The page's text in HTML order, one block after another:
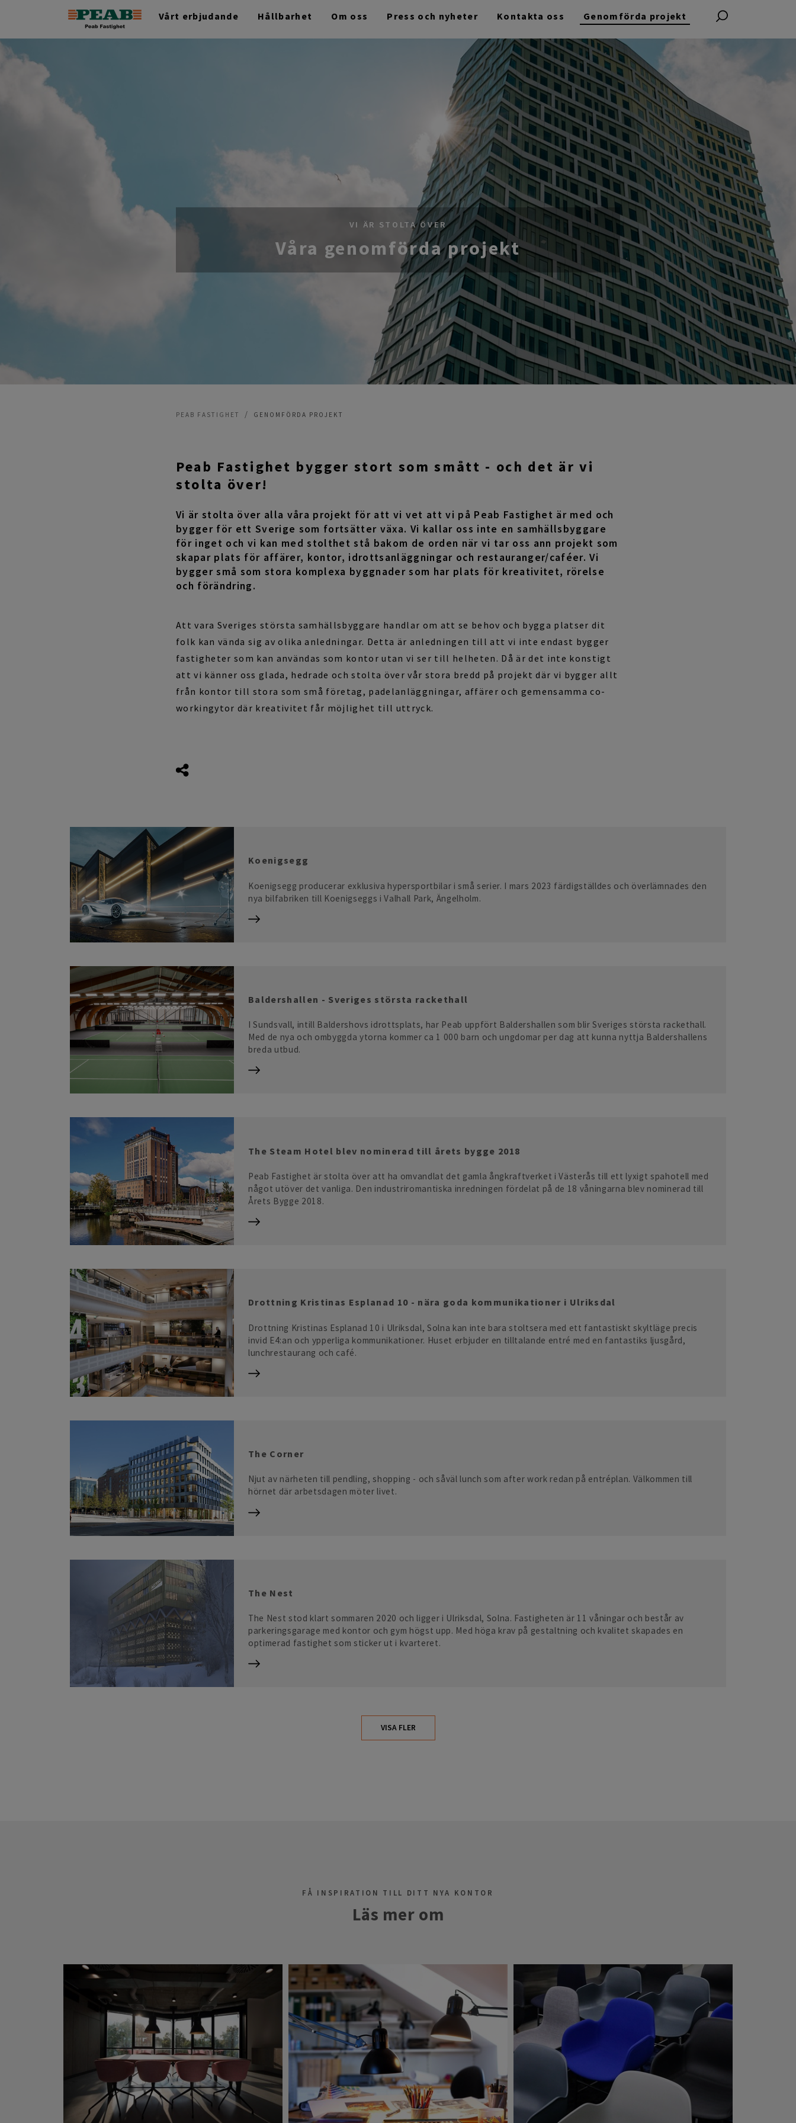
Vårt erbjudande Hållbarhet Om oss Press och nyheter Kontakta oss Genomförda projekt
VI ÄR STOLTA ÖVER
Våra genomförda projekt
PEAB FASTIGHET GENOMFÖRDA PROJEKT
Peab Fastighet bygger stort som smått - och det är vi
stolta över!
Vi är stolta över alla våra projekt för att vi vet att vi på Peab Fastighet är med och
bygger för ett Sverige som fortsätter växa. Vi kallar oss inte en samhällsbyggare
för inget och vi kan med stolthet stå bakom de orden när vi tar oss ann projekt som
skapar plats för affärer, kontor, idrottsanläggningar och restauranger/caféer. Vi
bygger små som stora komplexa byggnader som har plats för kreativitet, rörelse
och förändring.
Att vara Sveriges största samhällsbyggare handlar om att se behov och bygga platser dit
folk kan vända sig av olika anledningar. Detta är anledningen till att vi inte endast bygger
fastigheter som kan användas som kontor utan vi ser till helheten. Då är det inte konstigt
att vi känner oss glada, hedrade och stolta över vår stora bredd på projekt där vi bygger allt
från kontor till stora som små företag, padelanläggningar, affärer och gemensamma co-
workingytor där kreativitet får möjlighet till uttryck.
Koenigsegg
Koenigsegg producerar exklusiva hypersportbilar i små serier. I mars 2023 färdigställdes och överlämnades den
nya bilfabriken till Koenigseggs i Valhall Park, Ängelholm.
Baldershallen - Sveriges största rackethall
I Sundsvall, intill Baldershovs idrottsplats, har Peab uppfört Baldershallen som blir Sveriges största rackethall.
Med de nya och ombyggda ytorna kommer ca 1 000 barn och ungdomar per dag att kunna nyttja Baldershallens
breda utbud.
The Steam Hotel blev nominerad till årets bygge 2018
Peab Fastighet är stolta över att ha omvandlat det gamla ångkraftverket i Västerås till ett lyxigt spahotell med
något utöver det vanliga. Den industriromantiska inredningen fördelat på de 18 våningarna blev nominerad till
Årets Bygge 2018.
Drottning Kristinas Esplanad 10 - nära goda kommunikationer i Ulriksdal
Drottning Kristinas Esplanad 10 i Ulriksdal, Solna kan inte bara stoltsera med ett fantastiskt skyltläge precis
invid E4:an och ypperliga kommunikationer. Huset erbjuder en tilltalande entré med en fantastiks ljusgård,
lunchrestaurang och café.
The Corner
Njut av närheten till pendling, shopping - och såväl lunch som after work redan på entréplan. Välkommen till
hörnet där arbetsdagen möter livet.
The Nest
The Nest stod klart sommaren 2020 och ligger i Ulriksdal, Solna. Fastigheten är 11 våningar och består av
parkeringsgarage med kontor och gym högst upp. Med höga krav på gestaltning och kvalitet skapades en
optimerad fastighet som sticker ut i kvarteret.
VISA FLER
FÅ INSPIRATION TILL DITT NYA KONTOR
Läs mer om